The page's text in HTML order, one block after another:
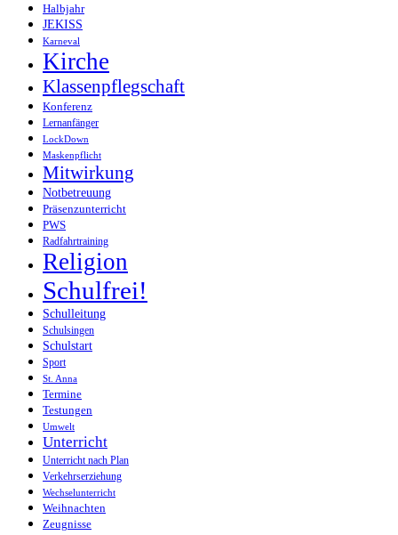
Halbjahr
JEKISS
Karneval
Kirche
Klassenpflegschaft
Konferenz
Lernanfänger
LockDown
Maskenpflicht
Mitwirkung
Notbetreuung
Präsenzunterricht
PWS
Radfahrtraining
Religion
Schulfrei!
Schulleitung
Schulsingen
Schulstart
Sport
St. Anna
Termine
Testungen
Umwelt
Unterricht
Unterricht nach Plan
Verkehrserziehung
Wechselunterricht
Weihnachten
Zeugnisse